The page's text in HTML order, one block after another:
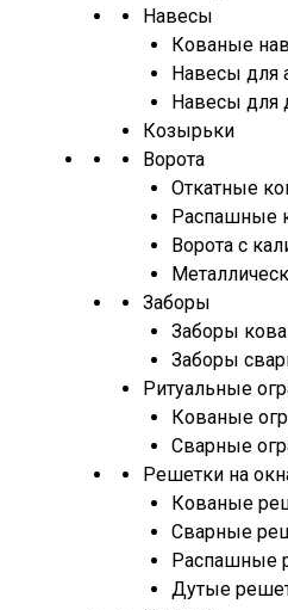
Навесы
Кованые
Навесы для
Навесы для
Козырьки
Ворота
Откатные
Распашные
Ворота с
Заборы
Заборы
Заборы
Ритуальные
Кованые
Сварные
Решетки на
Кованые
Сварные
Распашные
Дутые